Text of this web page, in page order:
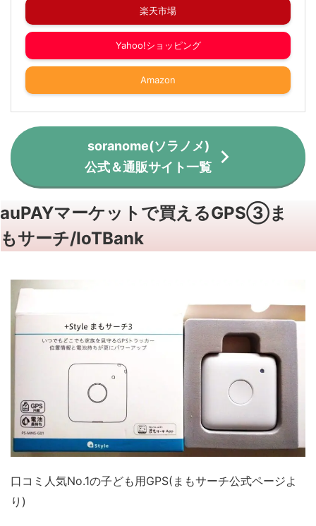
楽天市場
Yahoo!ショッピング
Amazon
soranome(ソラノメ)
公式＆通販サイト一覧
auPAYマーケットで買えるGPS③ま
もサーチ/IoTBank
口コミ人気No.1の子ども用GPS(まもサーチ公式ページよ
り)